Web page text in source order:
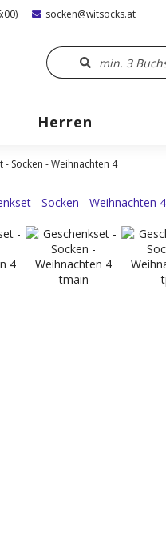
socken@witsocks.at
Herren
- Socken - Weihnachten 4